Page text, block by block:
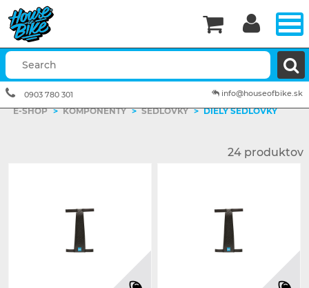
E-SHOP > KOMPONENTY > SEDLOVKY > DIELY SEDLOVKY
24 produktov


info@houseofbike.sk
0903 780 301